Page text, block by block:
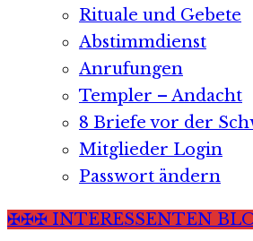
Rituale und Gebete
Abstimmdienst
Anrufungen
Templer – Andacht
8 Briefe vor der
Mitglieder Login
Passwort ändern
✠✠✠ INTERESSENTEN